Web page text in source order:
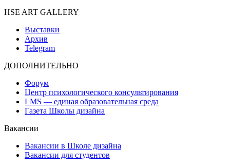
HSE ART GALLERY
Выставки
Архив
Telegram
ДОПОЛНИТЕЛЬНО
Форум
Центр психологического консультирования
LMS — единая образовательная среда
Газета Школы дизайна
Вакансии
Вакансии в Школе дизайна
Вакансии для студентов